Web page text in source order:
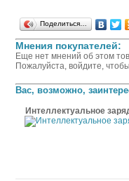
Поделиться…
Мнения покупателей:
Еще нет мнений об этом
Пожалуйста, войдите,
Вас, возможно,
Интеллектуальное